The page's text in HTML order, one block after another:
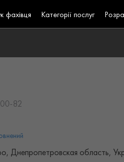
фахівця Категорії послуг
82
Днепропетровская область,